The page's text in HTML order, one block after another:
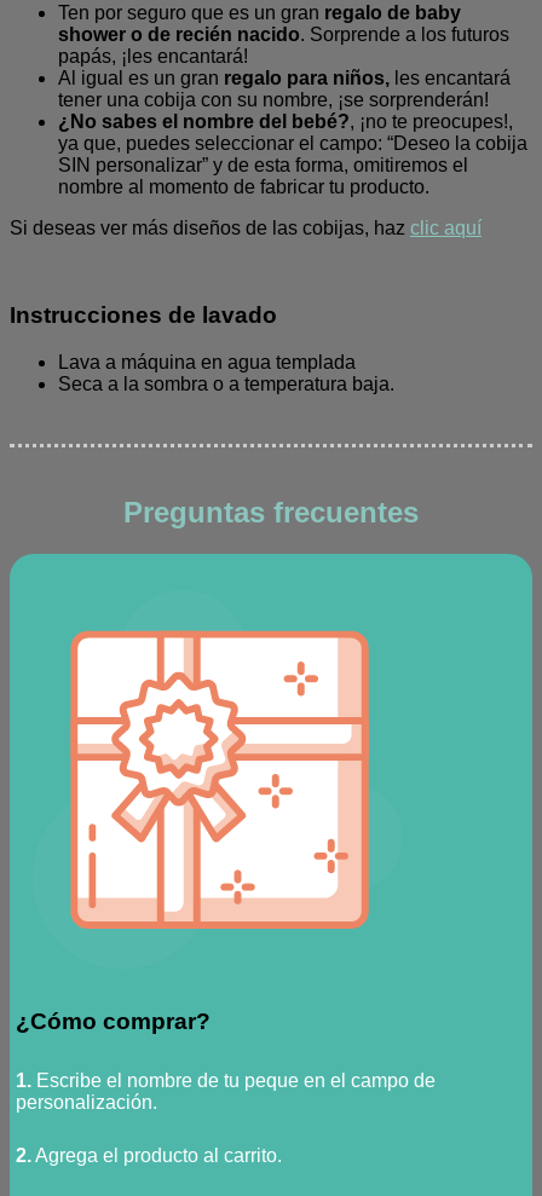
Ten por seguro que es un gran regalo de baby
shower o de recién nacido. Sorprende a los futuros
papás, ¡les encantará!
Al igual es un gran regalo para niños, les encantará
tener una cobija con su nombre, ¡se sorprenderán!
¿No sabes el nombre del bebé?, ¡no te preocupes!,
ya que, puedes seleccionar el campo: “Deseo la cobija
SIN personalizar” y de esta forma, omitiremos el
nombre al momento de fabricar tu producto.
Si deseas ver más diseños de las cobijas, haz clic aquí
Instrucciones de lavado
Lava a máquina en agua templada
Seca a la sombra o a temperatura baja.
Preguntas frecuentes
¿Cómo comprar?
1. Escribe el nombre de tu peque en el campo de
personalización.
2.Agrega el producto al carrito.